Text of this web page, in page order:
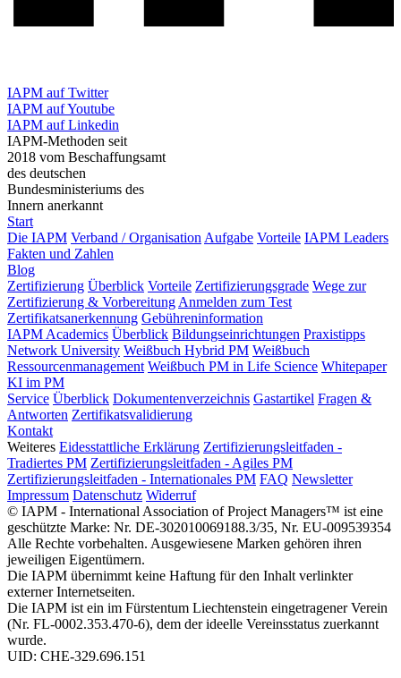
IAPM auf Twitter
IAPM auf Youtube
IAPM auf Linkedin
IAPM-Methoden seit
2018 vom Beschaffungsamt
des deutschen
Bundesministeriums des
Innern anerkannt
Start
Die IAPM Verband / Organisation Aufgabe Vorteile IAPM Leaders
Fakten und Zahlen
Blog
Zertifizierung Überblick Vorteile Zertifizierungsgrade Wege zur
Zertifizierung & Vorbereitung Anmelden zum Test
Zertifikatsanerkennung Gebühreninformation
IAPM Academics Überblick Bildungseinrichtungen Praxistipps
Network University Weißbuch Hybrid PM Weißbuch
Ressourcenmanagement Weißbuch PM in Life Science Whitepaper
KI im PM
Service Überblick Dokumentenverzeichnis Gastartikel Fragen &
Antworten Zertifikatsvalidierung
Kontakt
Weiteres Eidesstattliche Erklärung Zertifizierungsleitfaden -
Tradiertes PM Zertifizierungsleitfaden - Agiles PM
Zertifizierungsleitfaden - Internationales PM FAQ Newsletter
Impressum Datenschutz Widerruf
© IAPM - International Association of Project Managers™ ist eine
geschützte Marke: Nr. DE-302010069188.3/35, Nr. EU-009539354
Alle Rechte vorbehalten. Ausgewiesene Marken gehören ihren
jeweiligen Eigentümern.
Die IAPM übernimmt keine Haftung für den Inhalt verlinkter
externer Internetseiten.
Die IAPM ist ein im Fürstentum Liechtenstein eingetragener Verein
(Nr. FL-0002.353.470-6), dem der ideelle Vereinsstatus zuerkannt
wurde.
UID: CHE-329.696.151